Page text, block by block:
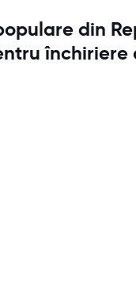
din
închiriere